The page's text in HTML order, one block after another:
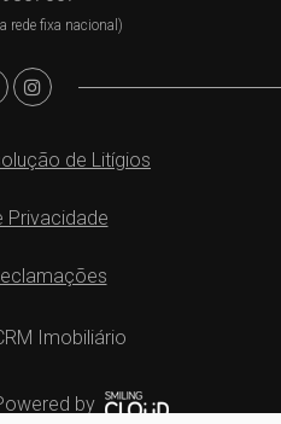
rede fixa nacional)
de Litígios
Privacidade
Imobiliário
by